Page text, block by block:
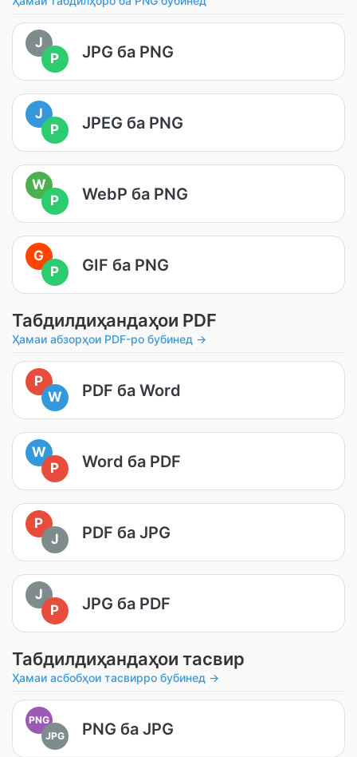
J
P
JPG ба PNG
J
P
JPEG ба PNG
W
P
WebP ба PNG
G
P
GIF ба PNG
Табдилдиҳандаҳои PDF
Ҳамаи абзорҳои PDF-ро бубинед →
P
W
PDF ба Word
W
P
Word ба PDF
P
J
PDF ба JPG
J
P
JPG ба PDF
Табдилдиҳандаҳои тасвир
Ҳамаи асбобҳои тасвирро бубинед →
PNG
JPG
PNG ба JPG